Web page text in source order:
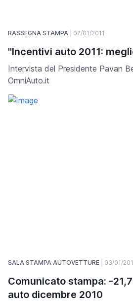
RASSEGNA STAMPA 07/01/2011
"Incentivi auto 2011:
Intervista del Presidente Pavan
OmniAuto.it
SALA STAMPA AUTOVETTURE 03/01/
Comunicato stampa: -
auto dicembre 2010